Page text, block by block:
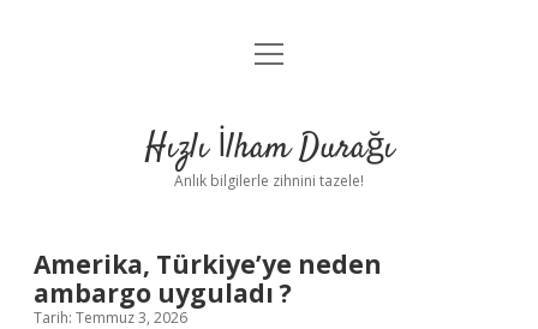
Anasayfa
Yasal Uyarı
menüyü
Hızlı İlham Durağı
Anlık bilgilerle zihnini tazele!
Amerika, Türkiye’ye neden
ambargo uyguladı ?
Tarih: Temmuz 3, 2026